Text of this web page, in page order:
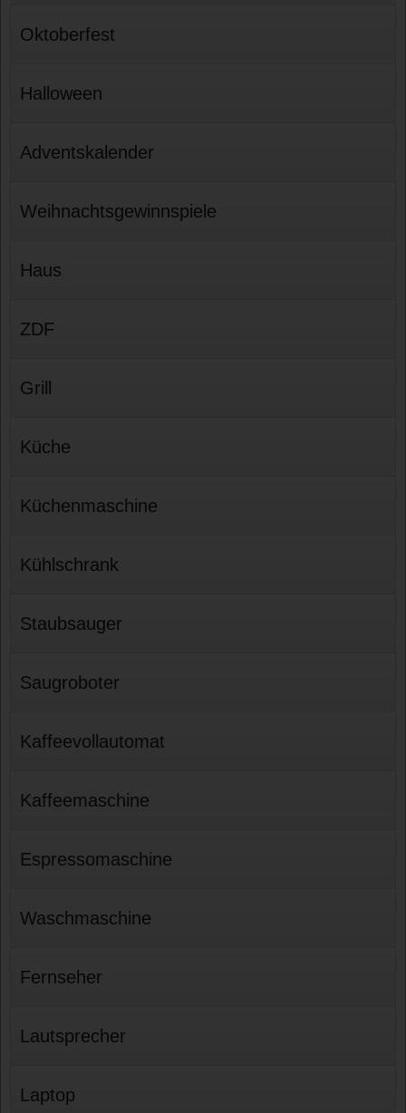
Oktoberfest
Halloween
Adventskalender
Weihnachtsgewinnspiele
Haus
ZDF
Grill
Küche
Küchenmaschine
Kühlschrank
Staubsauger
Saugroboter
Kaffeevollautomat
Kaffeemaschine
Espressomaschine
Waschmaschine
Fernseher
Lautsprecher
Laptop